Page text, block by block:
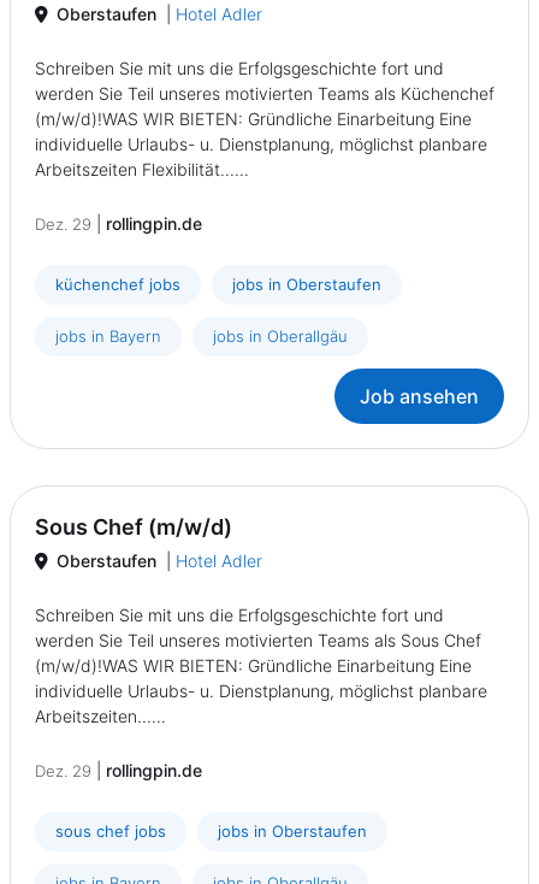
Oberstaufen Hotel Adler
Schreiben Sie mit uns die Erfolgsgeschichte fort und
werden Sie Teil unseres motivierten Teams als Küchenchef
(m/w/d)!WAS WIR BIETEN: Gründliche Einarbeitung Eine
individuelle Urlaubs- u. Dienstplanung, möglichst planbare
Arbeitszeiten Flexibilität......
Dez. 29 rollingpin.de
küchenchef jobs jobs in Oberstaufen
jobs in Bayern jobs in Oberallgäu
Job ansehen
Sous Chef (m/w/d)
Oberstaufen Hotel Adler
Schreiben Sie mit uns die Erfolgsgeschichte fort und
werden Sie Teil unseres motivierten Teams als Sous Chef
(m/w/d)!WAS WIR BIETEN: Gründliche Einarbeitung Eine
individuelle Urlaubs- u. Dienstplanung, möglichst planbare
Arbeitszeiten......
Dez. 29 rollingpin.de
sous chef jobs jobs in Oberstaufen